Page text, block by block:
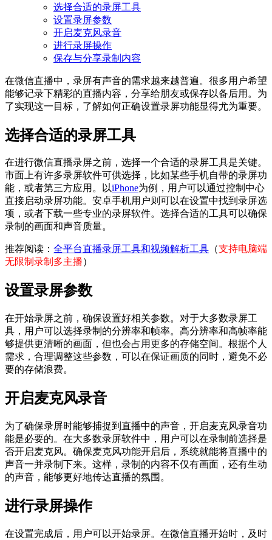
选择合适的录屏工具
设置录屏参数
开启麦克风录音
进行录屏操作
保存与分享录制内容
在微信直播中，录屏有声音的需求越来越普遍。很多用户希望
能够记录下精彩的直播内容，分享给朋友或保存以备后用。为
了实现这一目标，了解如何正确设置录屏功能显得尤为重要。
选择合适的录屏工具
在进行微信直播录屏之前，选择一个合适的录屏工具是关键。
市面上有许多录屏软件可供选择，比如某些手机自带的录屏功
能，或者第三方应用。以iPhone为例，用户可以通过控制中心
直接启动录屏功能。安卓手机用户则可以在设置中找到录屏选
项，或者下载一些专业的录屏软件。选择合适的工具可以确保
录制的画面和声音质量。
推荐阅读： 全平台直播录屏工具和视频解析工具 （支持电脑端
无限制录制多主播）
设置录屏参数
在开始录屏之前，确保设置好相关参数。对于大多数录屏工
具，用户可以选择录制的分辨率和帧率。高分辨率和高帧率能
够提供更清晰的画面，但也会占用更多的存储空间。根据个人
需求，合理调整这些参数，可以在保证画质的同时，避免不必
要的存储浪费。
开启麦克风录音
为了确保录屏时能够捕捉到直播中的声音，开启麦克风录音功
能是必要的。在大多数录屏软件中，用户可以在录制前选择是
否开启麦克风。确保麦克风功能开启后，系统就能将直播中的
声音一并录制下来。这样，录制的内容不仅有画面，还有生动
的声音，能够更好地传达直播的氛围。
进行录屏操作
在设置完成后，用户可以开始录屏。在微信直播开始时，及时